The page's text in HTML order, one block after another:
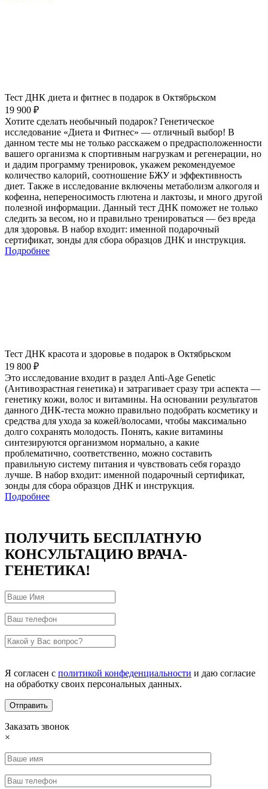
Тест ДНК диета и фитнес в подарок в Октябрьском
19 900 ₽
Хотите сделать необычный подарок? Генетическое
исследование «Диета и Фитнес» — отличный выбор! В
данном тесте мы не только расскажем о предрасположенности
вашего организма к спортивным нагрузкам и регенерации, но
и дадим программу тренировок, укажем рекомендуемое
количество калорий, соотношение БЖУ и эффективность
диет. Также в исследование включены метаболизм алкоголя и
кофеина, непереносимость глютена и лактозы, и много другой
полезной информации. Данный тест ДНК поможет не только
следить за весом, но и правильно тренироваться — без вреда
для здоровья. В набор входит: именной подарочный
сертификат, зонды для сбора образцов ДНК и инструкция.
Подробнее
Тест ДНК красота и здоровье в подарок в Октябрьском
19 800 ₽
Это исследование входит в раздел Anti-Age Genetic
(Антивозрастная генетика) и затрагивает сразу три аспекта —
генетику кожи, волос и витамины. На основании результатов
данного ДНК-теста можно правильно подобрать косметику и
средства для ухода за кожей/волосами, чтобы максимально
долго сохранять молодость. Понять, какие витамины
синтезируются организмом нормально, а какие
проблематично, соответственно, можно составить
правильную систему питания и чувствовать себя гораздо
лучше. В набор входит: именной подарочный сертификат,
зонды для сбора образцов ДНК и инструкция.
Подробнее
ПОЛУЧИТЬ БЕСПЛАТНУЮ
КОНСУЛЬТАЦИЮ ВРАЧА-
ГЕНЕТИКА!
Я согласен с политикой конфеденциальности и даю согласие
на обработку своих персональных данных.
Заказать звонок
×